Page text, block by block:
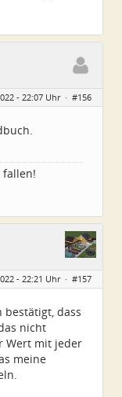
- 22:07 Uhr · #156
fallen!
- 22:21 Uhr · #157
bestätigt, dass
nicht
Wert mit jeder
meine